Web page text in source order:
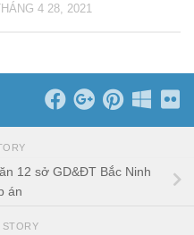
4 28, 2021
12 sở GD&ĐT Bắc Ninh
án
STORY